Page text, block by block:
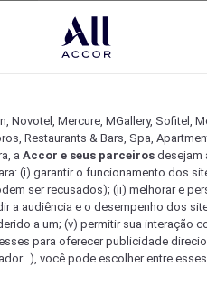
Novotel, Mercure, MGallery, Sofitel,
Restaurants & Bars, Spa,
a Accor e seus parceiros desejam
(i) garantir o funcionamento dos
ser recusados); (ii) melhorar e
a audiência e o desempenho dos
a um; (v) permitir sua interação
para oferecer publicidade
você pode escolher entre